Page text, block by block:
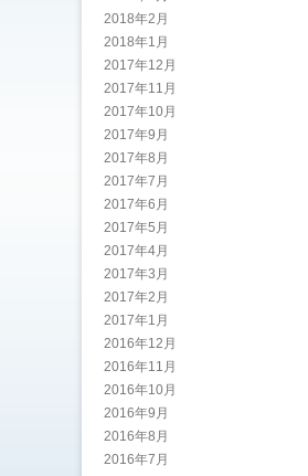
2018年2月
2018年1月
2017年12月
2017年11月
2017年10月
2017年9月
2017年8月
2017年7月
2017年6月
2017年5月
2017年4月
2017年3月
2017年2月
2017年1月
2016年12月
2016年11月
2016年10月
2016年9月
2016年8月
2016年7月